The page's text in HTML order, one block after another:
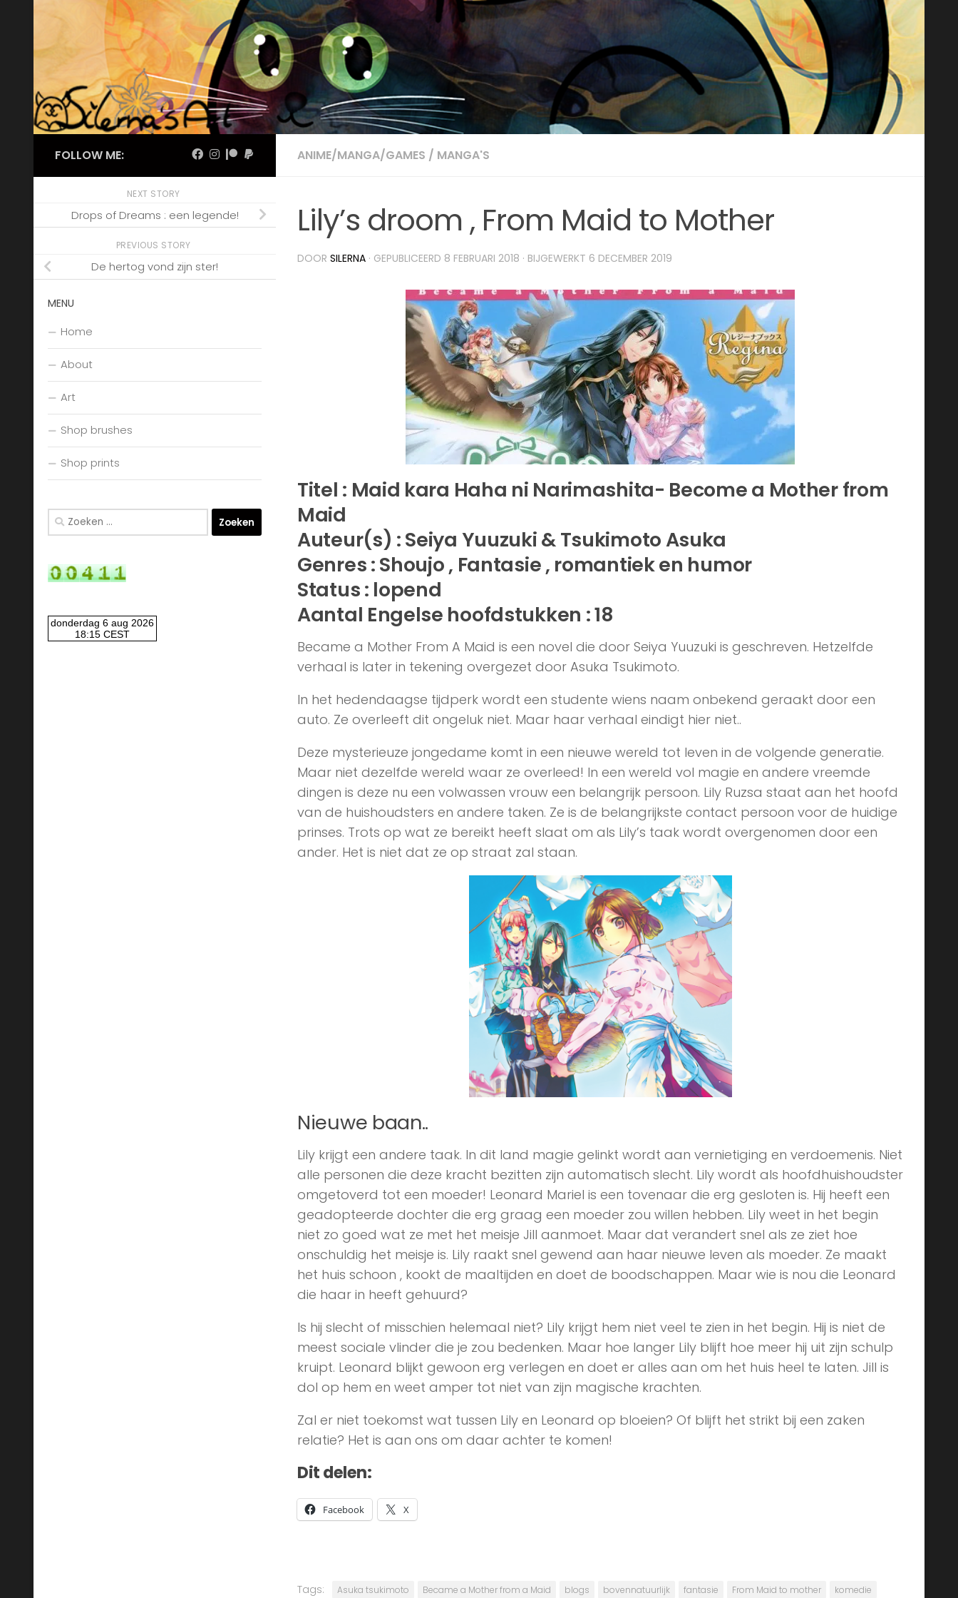
Skip to content
ANIME/MANGA/GAMES / MANGA'S
Lily’s droom , From Maid to Mother
DOOR SILERNA · GEPUBLICEERD 8 FEBRUARI 2018 · BIJGEWERKT 6 DECEMBER 2019
Titel : Maid kara Haha ni Narimashita- Become a Mother from
Maid
Auteur(s) : Seiya Yuuzuki & Tsukimoto Asuka
Genres : Shoujo , Fantasie , romantiek en humor
Status : lopend
Aantal Engelse hoofdstukken : 18
Became a Mother From A Maid is een novel die door Seiya Yuuzuki is geschreven. Hetzelfde
verhaal is later in tekening overgezet door Asuka Tsukimoto.
In het hedendaagse tijdperk wordt een studente wiens naam onbekend geraakt door een
auto. Ze overleeft dit ongeluk niet. Maar haar verhaal eindigt hier niet..
Deze mysterieuze jongedame komt in een nieuwe wereld tot leven in de volgende generatie.
Maar niet dezelfde wereld waar ze overleed! In een wereld vol magie en andere vreemde
dingen is deze nu een volwassen vrouw een belangrijk persoon. Lily Ruzsa staat aan het hoofd
van de huishoudsters en andere taken. Ze is de belangrijkste contact persoon voor de huidige
prinses. Trots op wat ze bereikt heeft slaat om als Lily’s taak wordt overgenomen door een
ander. Het is niet dat ze op straat zal staan.
Nieuwe baan..
Lily krijgt een andere taak. In dit land magie gelinkt wordt aan vernietiging en verdoemenis. Niet
alle personen die deze kracht bezitten zijn automatisch slecht. Lily wordt als hoofdhuishoudster
omgetoverd tot een moeder! Leonard Mariel is een tovenaar die erg gesloten is. Hij heeft een
geadopteerde dochter die erg graag een moeder zou willen hebben. Lily weet in het begin
niet zo goed wat ze met het meisje Jill aanmoet. Maar dat verandert snel als ze ziet hoe
onschuldig het meisje is. Lily raakt snel gewend aan haar nieuwe leven als moeder. Ze maakt
het huis schoon , kookt de maaltijden en doet de boodschappen. Maar wie is nou die Leonard
die haar in heeft gehuurd?
Is hij slecht of misschien helemaal niet? Lily krijgt hem niet veel te zien in het begin. Hij is niet de
meest sociale vlinder die je zou bedenken. Maar hoe langer Lily blijft hoe meer hij uit zijn schulp
kruipt. Leonard blijkt gewoon erg verlegen en doet er alles aan om het huis heel te laten. Jill is
dol op hem en weet amper tot niet van zijn magische krachten.
Zal er niet toekomst wat tussen Lily en Leonard op bloeien? Of blijft het strikt bij een zaken
relatie? Het is aan ons om daar achter te komen!
Dit delen:
Facebook X
Tags: Asuka tsukimoto Became a Mother from a Maid blogs bovennatuurlijk fantasie From Maid to mother
komedie
FOLLOW ME:
NEXT STORY
Drops of Dreams : een legende!
PREVIOUS STORY
De hertog vond zijn ster!
MENU
Home
About
Art
Shop brushes
Shop prints
Zoeken
naar: